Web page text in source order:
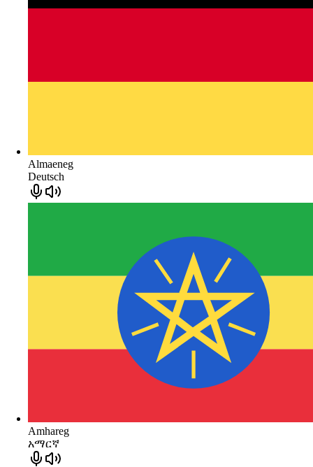
Almaeneg
Deutsch
Amhareg
አማርኛ